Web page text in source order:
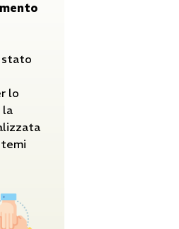
stato
lo
la
temi